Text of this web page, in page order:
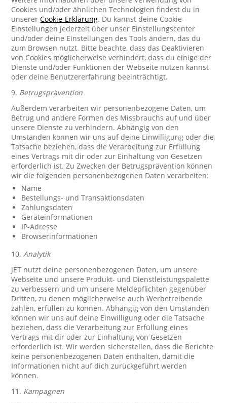
Cookies und/oder ähnlichen Technologien findest du in
unsererCookie-Erklärung. Du kannst deine Cookie-
Einstellungen jederzeit über unser Einstellungscenter
und/oder deine Einstellungen des Tools ändern, das du
zum Browsen nutzt. Bitte beachte, dass das Deaktivieren
von Cookies möglicherweise verhindert, dass du einige der
Dienste und/oder Funktionen der Webseite nutzen kannst
oder deine Benutzererfahrung beeinträchtigt.
9. Betrugsprävention
Außerdem verarbeiten wir personenbezogene Daten, um
Betrug und andere Formen des Missbrauchs auf und über
unsere Dienste zu verhindern. Abhängig von den
Umständen können wir uns auf deine Einwilligung oder die
Tatsache beziehen, dass die Verarbeitung zur Erfüllung
eines Vertrags mit dir oder zur Einhaltung von Gesetzen
erforderlich ist. Zu Zwecken der Betrugsprävention können
wir die folgenden personenbezogenen Daten verarbeiten:
Name
Bestellungs- und Transaktionsdaten
Zahlungsdaten
Geräteinformationen
IP-Adresse
Browserinformationen
10.Analytik
JET nutzt deine personenbezogenen Daten, um unsere
Webseite und unsere Produkt- und Dienstleistungspalette
zu verbessern und um unsere Meldepflichten gegenüber
Dritten, zu denen möglicherweise auch Werbetreibende
zählen, erfüllen zu können. Abhängig von den Umständen
können wir uns auf deine Einwilligung oder die Tatsache
beziehen, dass die Verarbeitung zur Erfüllung eines
Vertrags mit dir oder zur Einhaltung von Gesetzen
erforderlich ist. Wir werden sicherstellen, dass die Berichte
keine personenbezogenen Daten enthalten, damit die
Informationen nicht auf dich zurückgeführt werden
können.
11. Kampagnen